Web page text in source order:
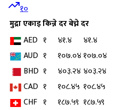
१०
मुद्राएकाइकिन्ने दरबेच्ने दर
AED १ ४१.४
४१.४
AUD १ १०७.०४१०७.०४
BHD १ ४०३.२४ ४०३.२४
CAD १ १०८.४५ १०८.४५
CHF १ १८७.५९ १८७.५९